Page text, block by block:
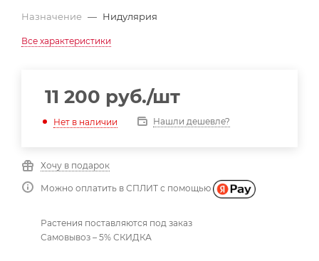
Назначение — Нидулярия
Все характеристики
11 200 руб./шт
Нет в наличии Нашли дешевле?
Хочу в подарок
Можно оплатить в СПЛИТ с помощью
Растения поставляются под заказ
Самовывоз – 5% СКИДКА